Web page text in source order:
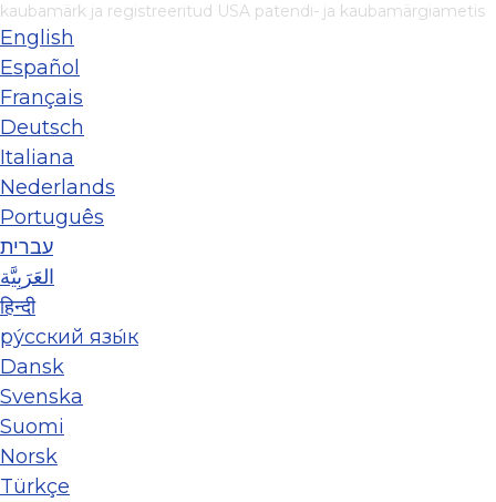
kaubamärk ja registreeritud USA patendi- ja kaubamärgiametis
English
Español
Français
Deutsch
Italiana
Nederlands
Português
עברית
العَرَبِيَّة
हिन्दी
ру́сский язы́к
Dansk
Svenska
Suomi
Norsk
Türkçe